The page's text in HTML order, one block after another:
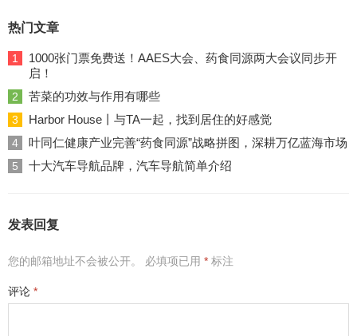
热门文章
1
1000张门票免费送！AAES大会、药食同源两大会议同步开
启！
2 苦菜的功效与作用有哪些
3 Harbor House丨与TA一起，找到居住的好感觉
4 叶同仁健康产业完善“药食同源”战略拼图，深耕万亿蓝海市场
5 十大汽车导航品牌，汽车导航简单介绍
发表回复
您的邮箱地址不会被公开。 必填项已用 * 标注
评论 *